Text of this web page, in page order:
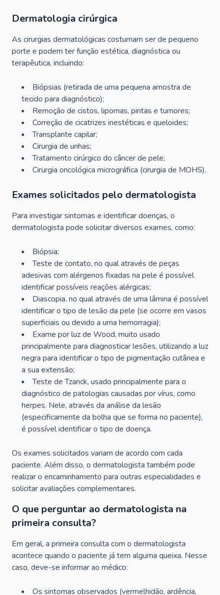
Dermatologia cirúrgica
As cirurgias dermatológicas costumam ser de pequeno
porte e podem ter função estética, diagnóstica ou
terapêutica, incluindo:
Biópsias (retirada de uma pequena amostra de
tecido para diagnóstico);
Remoção de cistos, lipomas, pintas e tumores;
Correção de cicatrizes inestéticas e queloides;
Transplante capilar;
Cirurgia de unhas;
Tratamento cirúrgico do câncer de pele;
Cirurgia oncológica micrográfica (cirurgia de MOHS).
Exames solicitados pelo dermatologista
Para investigar sintomas e identificar doenças, o
dermatologista pode solicitar diversos exames, como:
Biópsia;
Teste de contato, no qual através de peças
adesivas com alérgenos fixadas na pele é possível
identificar possíveis reações alérgicas;
Diascopia, no qual através de uma lâmina é possível
identificar o tipo de lesão da pele (se ocorre em vasos
superficiais ou devido a uma hemorragia);
Exame por luz de Wood, muito usado
principalmente para diagnosticar lesões, utilizando a luz
negra para identificar o tipo de pigmentação cutânea e
a sua extensão;
Teste de Tzanck, usado principalmente para o
diagnóstico de patologias causadas por vírus, como
herpes. Nele, através da análise da lesão
(especificamente da bolha que se forma no paciente),
é possível identificar o tipo de doença.
Os exames solicitados variam de acordo com cada
paciente. Além disso, o dermatologista também pode
realizar o encaminhamento para outras especialidades e
solicitar avaliações complementares.
O que perguntar ao dermatologista na
primeira consulta?
Em geral, a primeira consulta com o dermatologista
acontece quando o paciente já tem alguma queixa. Nesse
caso, deve-se informar ao médico:
Os sintomas observados (vermelhidão, ardência,